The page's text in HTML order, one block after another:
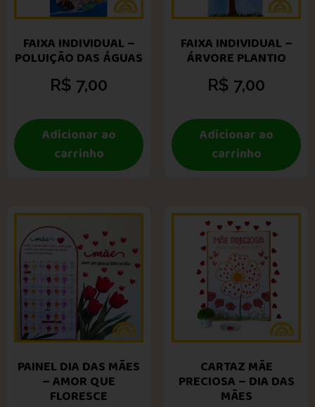
FAIXA INDIVIDUAL –
POLUIÇÃO DAS ÁGUAS
R$ 7,00
Adicionar ao
carrinho
FAIXA INDIVIDUAL –
ÁRVORE PLANTIO
R$ 7,00
Adicionar ao
carrinho
PAINEL DIA DAS MÃES
– AMOR QUE
FLORESCE
CARTAZ MÃE
PRECIOSA – DIA DAS
MÃES